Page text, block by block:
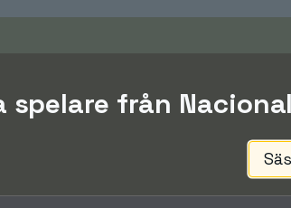
spelare från